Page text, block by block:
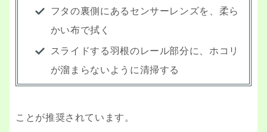
フタの裏側にあるセンサーレンズを、柔ら
かい布で拭く
スライドする羽根のレール部分に、ホコリ
が溜まらないように清掃する
ことが推奨されています。